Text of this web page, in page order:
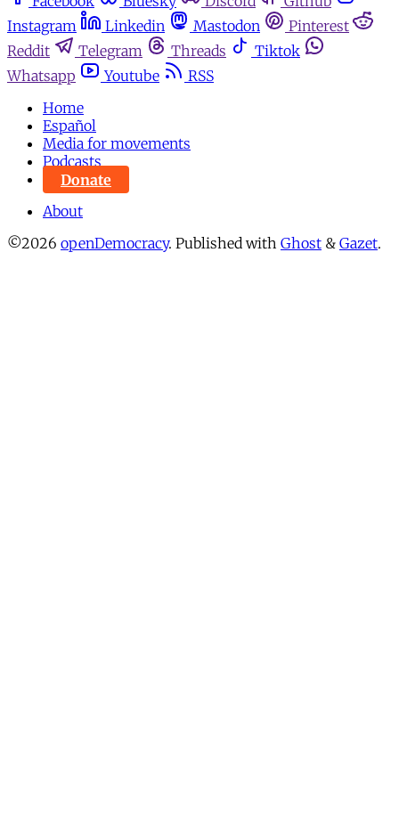
Instagram
Linkedin Mastodon
Pinterest
Reddit
Telegram Threads
Tiktok
Whatsapp
Youtube
RSS
Home
Español
Media for movements
Podcasts
Donate
About
©2026 openDemocracy. Published with Ghost & Gazet.